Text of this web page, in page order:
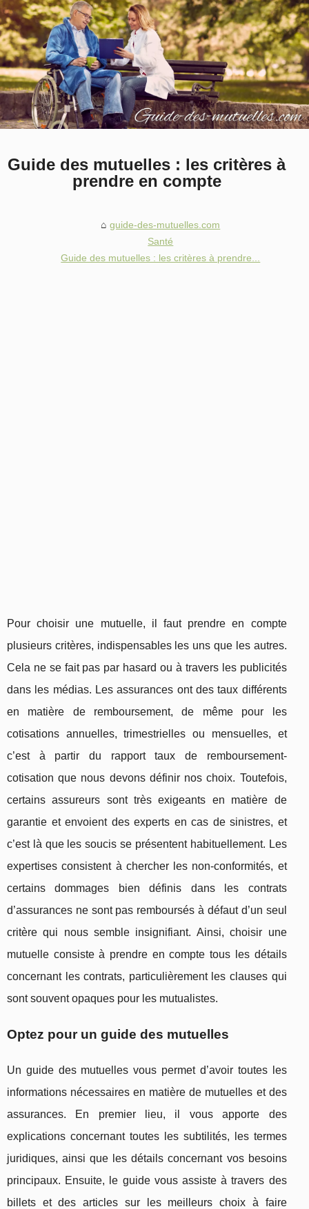
Guide des mutuelles : les critères à
prendre en compte
guide-des-mutuelles.com
Santé
Guide des mutuelles : les critères à prendre...
Pour choisir une mutuelle, il faut prendre en compte
plusieurs critères, indispensables les uns que les autres.
Cela ne se fait pas par hasard ou à travers les publicités
dans les médias. Les assurances ont des taux différents
en matière de remboursement, de même pour les
cotisations annuelles, trimestrielles ou mensuelles, et
c’est à partir du rapport taux de remboursement-
cotisation que nous devons définir nos choix. Toutefois,
certains assureurs sont très exigeants en matière de
garantie et envoient des experts en cas de sinistres, et
c’est là que les soucis se présentent habituellement. Les
expertises consistent à chercher les non-conformités, et
certains dommages bien définis dans les contrats
d’assurances ne sont pas remboursés à défaut d’un seul
critère qui nous semble insignifiant. Ainsi, choisir une
mutuelle consiste à prendre en compte tous les détails
concernant les contrats, particulièrement les clauses qui
sont souvent opaques pour les mutualistes.
Optez pour un guide des mutuelles
Un guide des mutuelles vous permet d’avoir toutes les
informations nécessaires en matière de mutuelles et des
assurances. En premier lieu, il vous apporte des
explications concernant toutes les subtilités, les termes
juridiques, ainsi que les détails concernant vos besoins
principaux. Ensuite, le guide vous assiste à travers des
billets et des articles sur les meilleurs choix à faire